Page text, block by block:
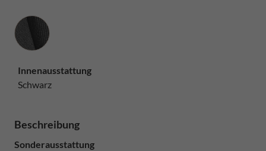
Innenausstattung
Innenausstattung
Schwarz
Beschreibung
Sonderausstattung